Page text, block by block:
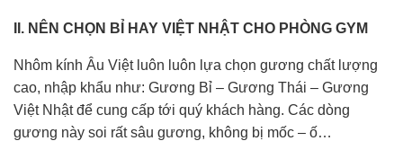
II. NÊN CHỌN BỈ HAY VIỆT NHẬT CHO PHÒNG GYM
Nhôm kính Âu Việt luôn luôn lựa chọn gương chất lượng
cao, nhập khẩu như: Gương Bỉ – Gương Thái – Gương
Việt Nhật để cung cấp tới quý khách hàng. Các dòng
gương này soi rất sâu gương, không bị mốc – ố…